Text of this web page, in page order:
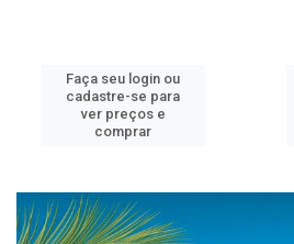
Faça seu login ou
cadastre-se para
ver preços e
comprar